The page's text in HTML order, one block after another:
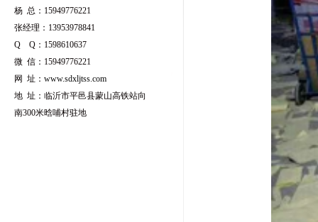
杨 总：15949776221
张经理：13953978841
Q Q：1598610637
微 信：15949776221
网 址： www.sdxljtss.com
地 址：临沂市平邑县蒙山高铁站向
南300米晗哺村驻地